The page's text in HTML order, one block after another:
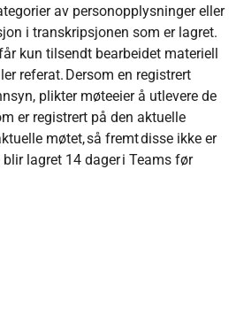
av personopplysninger eller
i transkripsjonen som er lagret.
kun tilsendt bearbeidet materiell
referat. Dersom en registrert
plikter møteeier å utlevere de
er registrert på den aktuelle
møtet, så fremt disse ikke er
lagret 14 dager i Teams før